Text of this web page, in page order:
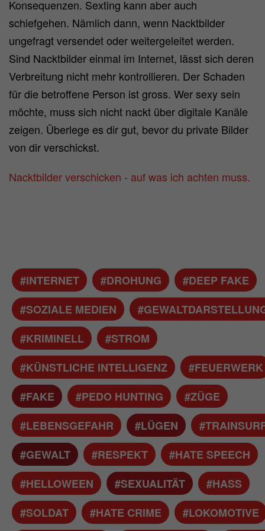
Konsequenzen. Sexting kann aber auch
schiefgehen. Nämlich dann, wenn Nacktbilder
ungefragt versendet oder weitergeleitet werden.
Sind Nacktbilder einmal im Internet, lässt sich deren
Verbreitung nicht mehr kontrollieren. Der Schaden
für die betroffene Person ist gross. Wer sexy sein
möchte, muss sich nicht nackt über digitale Kanäle
zeigen. Überlege es dir gut, bevor du private Bilder
von dir verschickst.
Nacktbilder verschicken - auf was ich achten muss.
#INTERNET #DROHUNG
#DEEP FAKE
#SOZIALE MEDIEN
#KRIMINELL
#STROM
#KÜNSTLICHE INTELLIGENZ
#FEUERWERK
#FAKE
#PEDO HUNTING
#ZÜGE
#LEBENSGEFAHR
#LÜGEN
#GEWALT
#RESPEKT
#HATE SPEECH
#HELLOWEEN
#SEXUALITÄT
#HASS
#SOLDAT
#HATE CRIME
#LOKOMOTIVE